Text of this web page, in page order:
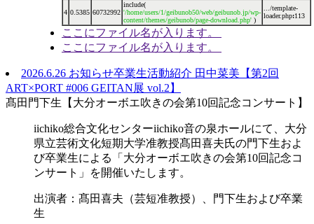
4 0.5385 60732992
include(
'/home/users/1/geibunob50/web/geibunob.jp/wp-
content/themes/geibunob/page-download.php' )
.../template-
loader.php:113
ここにファイル名が入ります。
ここにファイル名が入ります。
2026.6.26 お知らせ卒業生活動紹介 田中菜美【第2回
ART×PORT #006 GEITAN展 vol.2】
髙田門下生【大分オーボエ吹きの会第10回記念コンサート】
iichiko総合文化センターiichiko音の泉ホールにて、大分
県立芸術文化短期大学准教授髙田喜夫氏の門下生およ
び卒業生による「大分オーボエ吹きの会第10回記念コ
ンサート」を開催いたします。
出演者：髙田喜夫（芸短准教授）、門下生および卒業
生